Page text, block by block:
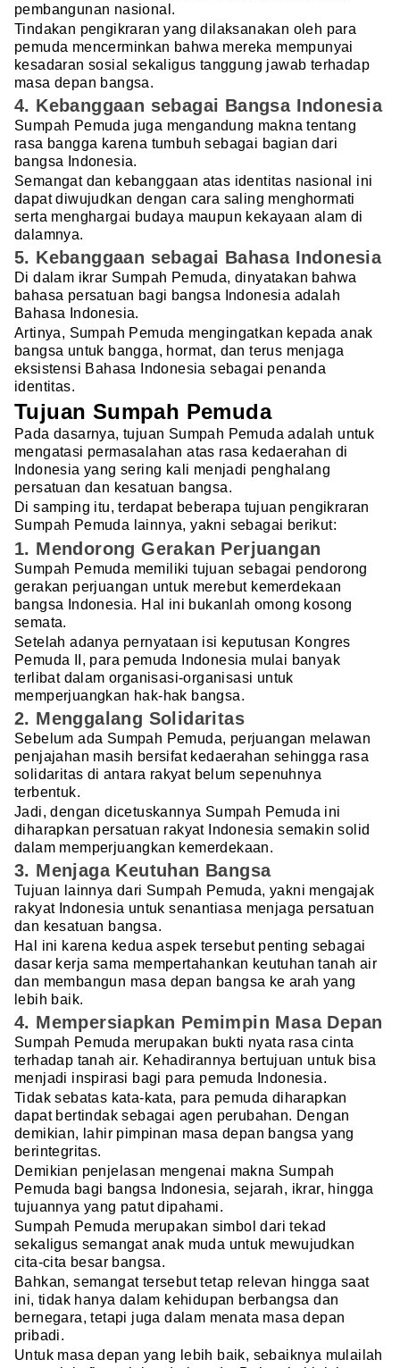
pembangunan nasional.
Tindakan pengikraran yang dilaksanakan oleh para
pemuda mencerminkan bahwa mereka mempunyai
kesadaran sosial sekaligus tanggung jawab terhadap
masa depan bangsa.
4. Kebanggaan sebagai Bangsa Indonesia
Sumpah Pemuda juga mengandung makna tentang
rasa bangga karena tumbuh sebagai bagian dari
bangsa Indonesia.
Semangat dan kebanggaan atas identitas nasional ini
dapat diwujudkan dengan cara saling menghormati
serta menghargai budaya maupun kekayaan alam di
dalamnya.
5. Kebanggaan sebagai Bahasa Indonesia
Di dalam ikrar Sumpah Pemuda, dinyatakan bahwa
bahasa persatuan bagi bangsa Indonesia adalah
Bahasa Indonesia.
Artinya, Sumpah Pemuda mengingatkan kepada anak
bangsa untuk bangga, hormat, dan terus menjaga
eksistensi Bahasa Indonesia sebagai penanda
identitas.
Tujuan Sumpah Pemuda
Pada dasarnya, tujuan Sumpah Pemuda adalah untuk
mengatasi permasalahan atas rasa kedaerahan di
Indonesia yang sering kali menjadi penghalang
persatuan dan kesatuan bangsa.
Di samping itu, terdapat beberapa tujuan pengikraran
Sumpah Pemuda lainnya, yakni sebagai berikut:
1. Mendorong Gerakan Perjuangan
Sumpah Pemuda memiliki tujuan sebagai pendorong
gerakan perjuangan untuk merebut kemerdekaan
bangsa Indonesia. Hal ini bukanlah omong kosong
semata.
Setelah adanya pernyataan isi keputusan Kongres
Pemuda II, para pemuda Indonesia mulai banyak
terlibat dalam organisasi-organisasi untuk
memperjuangkan hak-hak bangsa.
2. Menggalang Solidaritas
Sebelum ada Sumpah Pemuda, perjuangan melawan
penjajahan masih bersifat kedaerahan sehingga rasa
solidaritas di antara rakyat belum sepenuhnya
terbentuk.
Jadi, dengan dicetuskannya Sumpah Pemuda ini
diharapkan persatuan rakyat Indonesia semakin solid
dalam memperjuangkan kemerdekaan.
3. Menjaga Keutuhan Bangsa
Tujuan lainnya dari Sumpah Pemuda, yakni mengajak
rakyat Indonesia untuk senantiasa menjaga persatuan
dan kesatuan bangsa.
Hal ini karena kedua aspek tersebut penting sebagai
dasar kerja sama mempertahankan keutuhan tanah air
dan membangun masa depan bangsa ke arah yang
lebih baik.
4. Mempersiapkan Pemimpin Masa Depan
Sumpah Pemuda merupakan bukti nyata rasa cinta
terhadap tanah air. Kehadirannya bertujuan untuk bisa
menjadi inspirasi bagi para pemuda Indonesia.
Tidak sebatas kata-kata, para pemuda diharapkan
dapat bertindak sebagai agen perubahan. Dengan
demikian, lahir pimpinan masa depan bangsa yang
berintegritas.
Demikian penjelasan mengenai makna Sumpah
Pemuda bagi bangsa Indonesia, sejarah, ikrar, hingga
tujuannya yang patut dipahami.
Sumpah Pemuda merupakan simbol dari tekad
sekaligus semangat anak muda untuk mewujudkan
cita-cita besar bangsa.
Bahkan, semangat tersebut tetap relevan hingga saat
ini, tidak hanya dalam kehidupan berbangsa dan
bernegara, tetapi juga dalam menata masa depan
pribadi.
Untuk masa depan yang lebih baik, sebaiknya mulailah